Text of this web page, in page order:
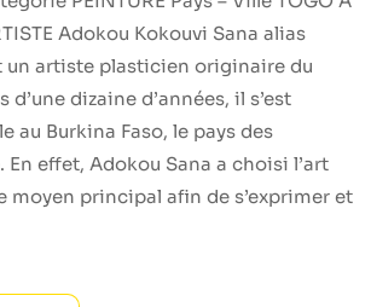
Adokou Kokouvi Sana alias
un artiste plasticien originaire du
d’une dizaine d’années, il s’est
au Burkina Faso, le pays des
effet, Adokou Sana a choisi l’art
moyen principal afin de s’exprimer et